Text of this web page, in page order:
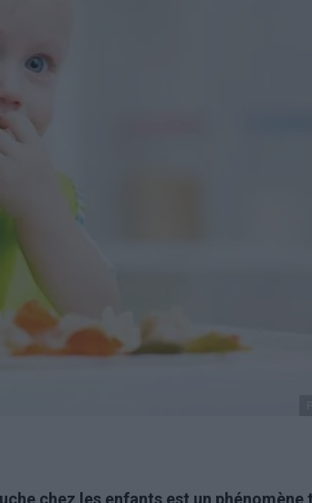
chez les enfants est un phénomène